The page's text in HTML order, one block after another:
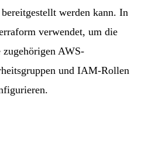
werden kann. In
verwendet, um die
AWS-
und IAM-Rollen